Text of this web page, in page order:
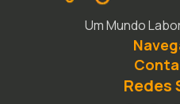
Um Mundo
Redes